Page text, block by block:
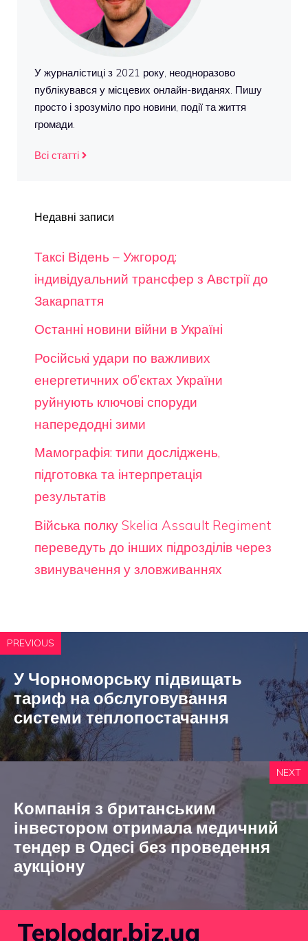
У журналістиці з 2021 року, неодноразово
публікувався у місцевих онлайн-виданях. Пишу
просто і зрозуміло про новини, події та життя
громади.
Всі статті
Недавні записи
Таксі Відень – Ужгород:
індивідуальний трансфер з Австрії до
Закарпаття
Останні новини війни в Україні
Російські удари по важливих
енергетичних об’єктах України
руйнують ключові споруди
напередодні зими
Мамографія: типи досліджень,
підготовка та інтерпретація
результатів
Війська полку Skelia Assault Regiment
переведуть до інших підрозділів через
звинувачення у зловживаннях
PREVIOUS
У Чорноморську підвищать
тариф на обслуговування
системи теплопостачання
NEXT
Компанія з британським
інвестором отримала медичний
тендер в Одесі без проведення
аукціону
Teplodar.biz.ua